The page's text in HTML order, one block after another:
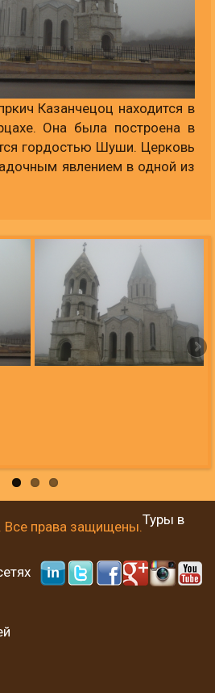
Казанчецоц находится в
Она была построена в
гордостью Шуши. Церковь
явлением в одной из
права защищены. Туры в